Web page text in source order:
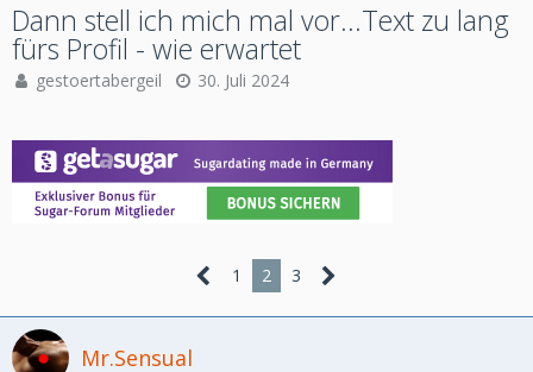
Dann stell ich mich mal vor...Text zu lang
fürs Profil - wie erwartet
gestoertabergeil 30. Juli 2024
1 2 3
Mr.Sensual